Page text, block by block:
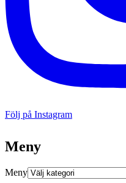
Följ på Instagram
Meny
Meny